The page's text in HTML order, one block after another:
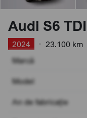
Audi S6
2024 23.100 km
Marcă
Model
An de fabricație